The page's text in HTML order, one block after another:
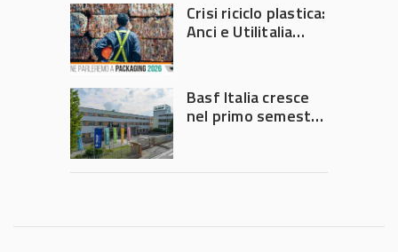
Crisi riciclo plastica:
Anci e Utilitalia
Governo
Basf Italia cresce
nel primo semestre